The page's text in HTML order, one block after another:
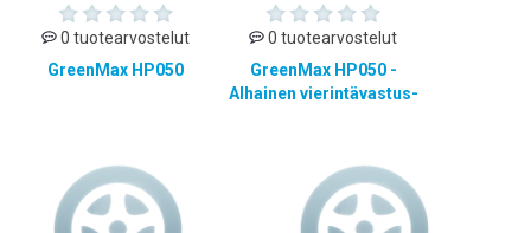
0 tuotearvostelut
GreenMax HP050
0 tuotearvostelut
GreenMax HP050 -
Alhainen vierintävastus-